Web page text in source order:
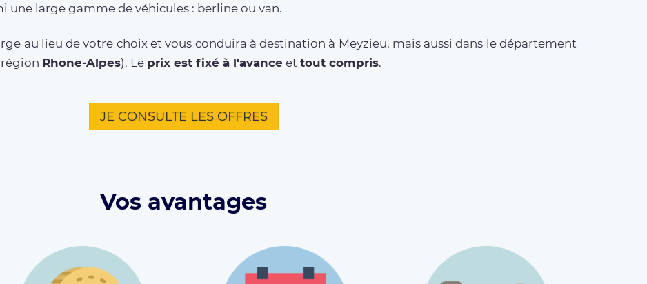
une large gamme de véhicules : berline ou van.
au lieu de votre choix et vous conduira à destination à Meyzieu, mais aussi dans le département
Rhone-Alpes). Le prix est fixé à l'avance et tout compris.
JE CONSULTE LES OFFRES
Vos avantages